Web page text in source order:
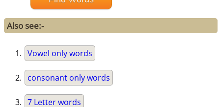
Also see:-
Vowel only words
consonant only words
7 Letter words